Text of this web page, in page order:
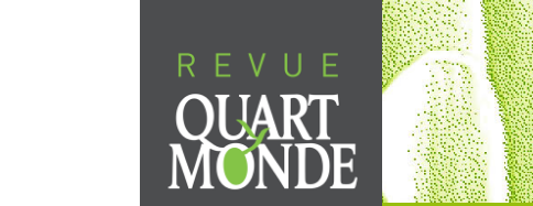
au
contenu